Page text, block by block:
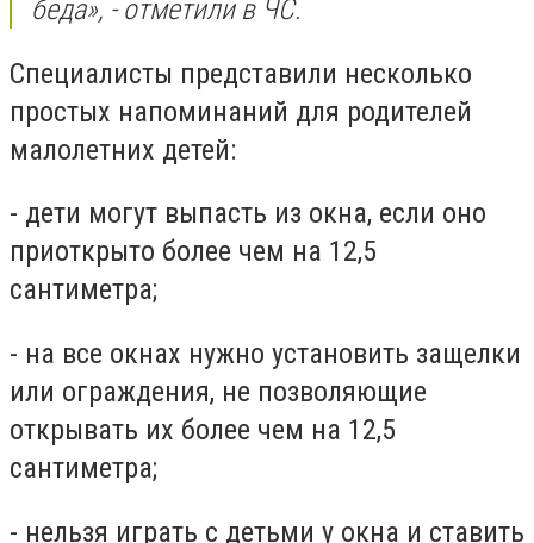
беда», - отметили в ЧС.
Специалисты представили несколько
простых напоминаний для родителей
малолетних детей:
- дети могут выпасть из окна, если оно
приоткрыто более чем на 12,5
сантиметра;
- на все окнах нужно установить защелки
или ограждения, не позволяющие
открывать их более чем на 12,5
сантиметра;
- нельзя играть с детьми у окна и ставить